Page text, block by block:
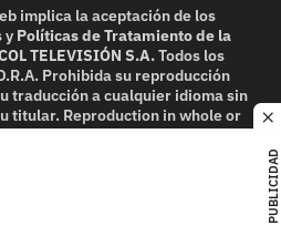
PUBLICIDAD
implica la aceptación de los
y Políticas de Tratamiento de la
TELEVISIÓN S.A.Todos los
Prohibida su reproducción
traducción a cualquier idioma sin
titular. Reproduction in whole or
without written permission is